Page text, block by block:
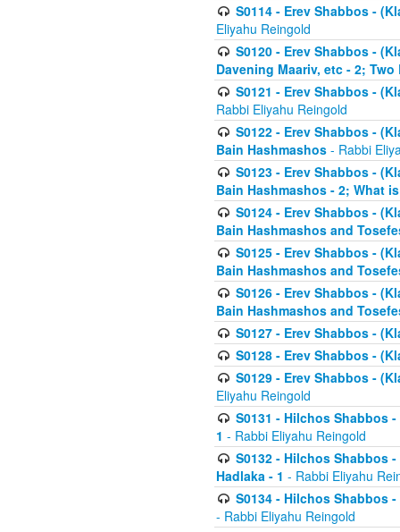
S0114 - Erev Shabbos -
Eliyahu Reingold
S0120 - Erev Shabbos -
Davening Maariv, etc - 2;
S0121 - Erev Shabbos -
Rabbi Eliyahu Reingold
S0122 - Erev Shabbos -
Bain Hashmashos - Rabbi
S0123 - Erev Shabbos -
Bain Hashmashos - 2; What
S0124 - Erev Shabbos -
Bain Hashmashos and
S0125 - Erev Shabbos -
Bain Hashmashos and
S0126 - Erev Shabbos -
Bain Hashmashos and
S0127 - Erev Shabbos -
S0128 - Erev Shabbos -
S0129 - Erev Shabbos -
Eliyahu Reingold
S0131 - Hilchos Shabbos
1 - Rabbi Eliyahu Reingold
S0132 - Hilchos Shabbos
Hadlaka - 1 - Rabbi Eliyahu
S0134 - Hilchos Shabbos
- Rabbi Eliyahu Reingold